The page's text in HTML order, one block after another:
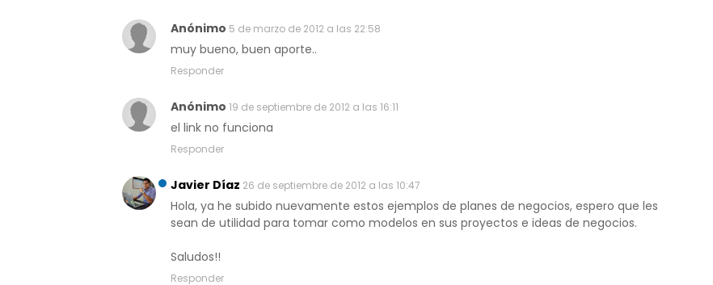
Anónimo 5 de marzo de 2012 a las 22:58
muy bueno, buen aporte..
Responder
Anónimo 19 de septiembre de 2012 a las 16:11
el link no funciona
Responder
Javier Díaz 26 de septiembre de 2012 a las 10:47
Hola, ya he subido nuevamente estos ejemplos de planes de negocios, espero que les
sean de utilidad para tomar como modelos en sus proyectos e ideas de negocios.
Saludos!!
Responder